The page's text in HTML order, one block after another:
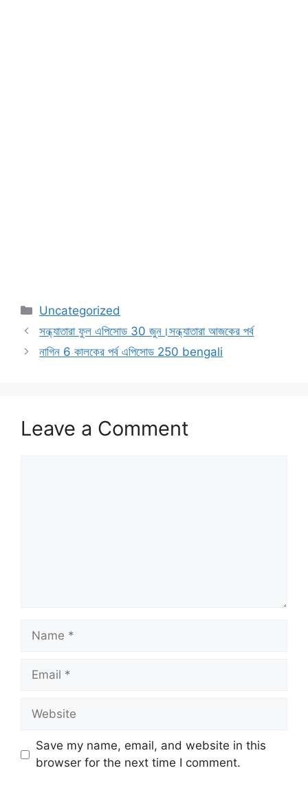
Categories
Uncategorized
সন্ধ্যাতারা ফুল এপিসোড 30 জুন।সন্ধ্যাতারা আজকের পর্ব
নাগিন 6 কালকের পর্ব এপিসোড 250 bengali
Leave a Comment
Name
Email
Website
Save my name, email, and website in this
browser for the next time I comment.